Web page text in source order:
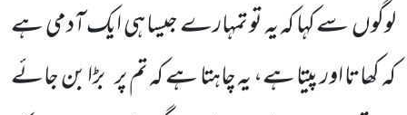
لوگوںسے کہا کہ یہ تو تمہارے جیسا ہی ایک آدمی ہے
کہ کھاتا اور پیتا ہے، یہ چاہتا ہے کہ تم پربڑا بن جائے